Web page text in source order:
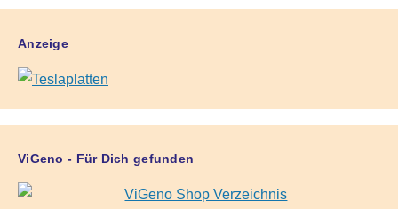
Anzeige
ViGeno - Für Dich gefunden